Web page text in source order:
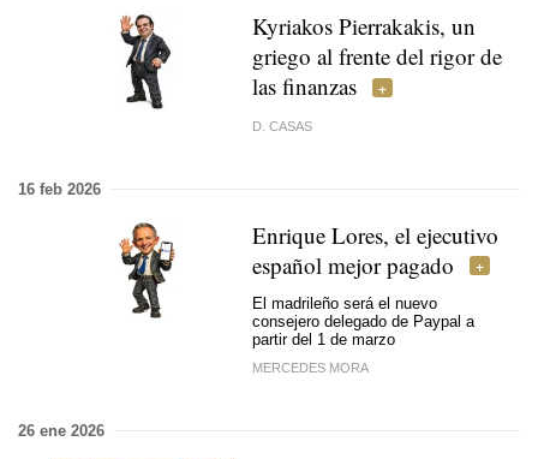
Kyriakos Pierrakakis, un
griego al frente del rigor de
las finanzas
D. CASAS
16 feb 2026
Enrique Lores, el ejecutivo
español mejor pagado
El madrileño será el nuevo
consejero delegado de Paypal a
partir del 1 de marzo
MERCEDES MORA
26 ene 2026